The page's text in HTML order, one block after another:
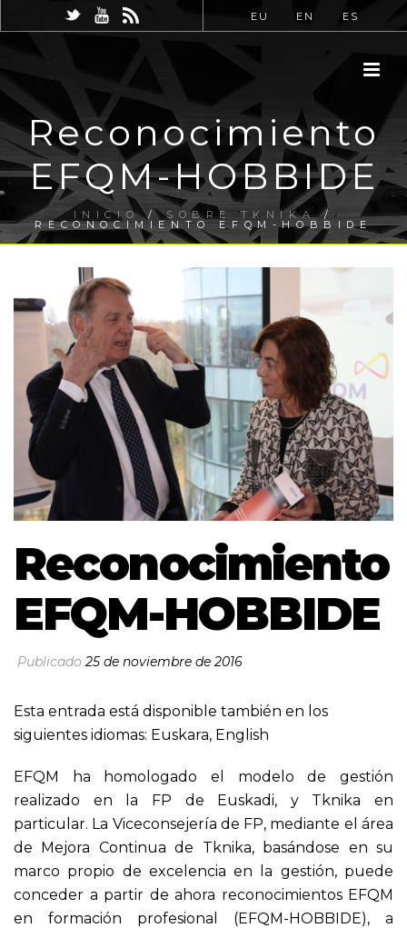
EU EN ES
Reconocimiento
EFQM-HOBBIDE
INICIO/SOBRE TKNIKA/
RECONOCIMIENTO EFQM-HOBBIDE
Reconocimiento
EFQM-HOBBIDE
Publicado25 de noviembre de 2016
Esta entrada está disponible también en los
siguientes idiomas: Euskara, English
EFQM ha homologado el modelo de gestión
realizado en la FP de Euskadi, y Tknika en
particular. La Viceconsejería de FP, mediante el área
de Mejora Continua de Tknika, basándose en su
marco propio de excelencia en la gestión, puede
conceder a partir de ahora reconocimientos EFQM
en formación profesional (EFQM-HOBBIDE), a